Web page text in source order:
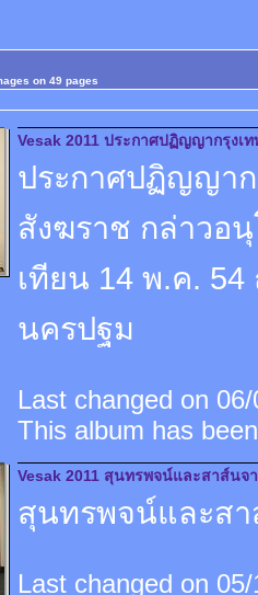
on 49 pages
Vesak 2011 ประกาศปฏิญญากรุงเ
ประกาศปฏิญญาก
สังฆราช กล่าวอ
เทียน 14 พ.ค.
นครปฐม
Last changed on
This album has
Vesak 2011 สุนทรพจน์และสาส์นจ
สุนทรพจน์และส
Last changed on